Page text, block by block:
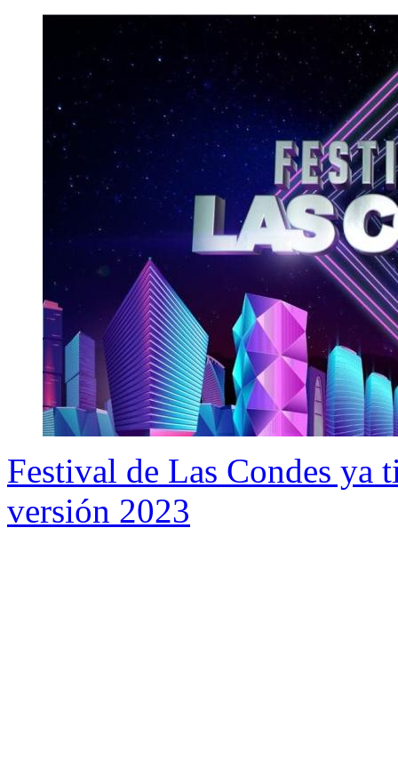
Festival de Las Condes ya
versión 2023